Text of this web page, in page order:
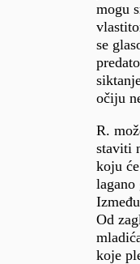
mogu
se
očiju
R.
staviti
koju
Od
koje